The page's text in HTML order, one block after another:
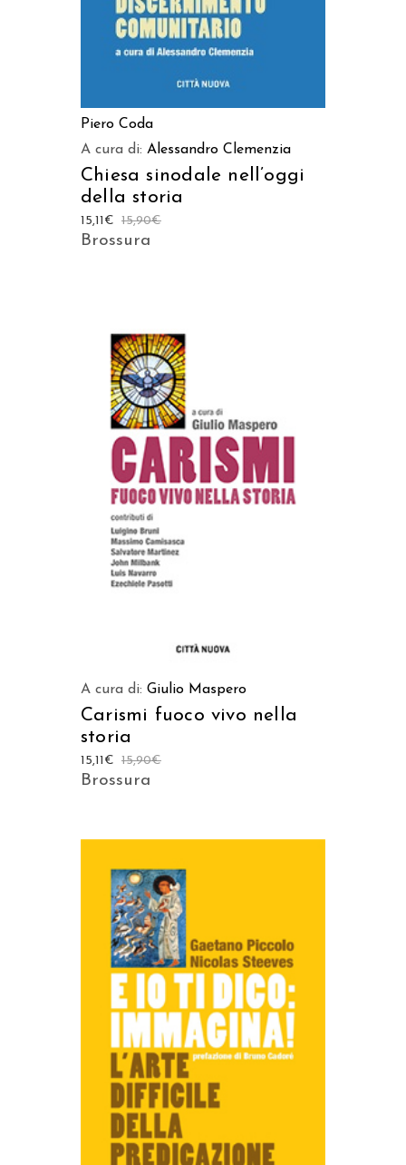
Piero Coda
A cura di: Alessandro Clemenzia
Chiesa sinodale nell’oggi
della storia
15,90€
15,11 €
Brossura
AGGIUNGI AL CARRELLO
A cura di: Giulio Maspero
Carismi fuoco vivo nella
storia
15,90€
15,11 €
Brossura
AGGIUNGI AL CARRELLO